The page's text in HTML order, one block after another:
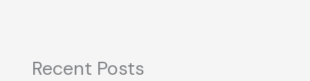
Recent Posts